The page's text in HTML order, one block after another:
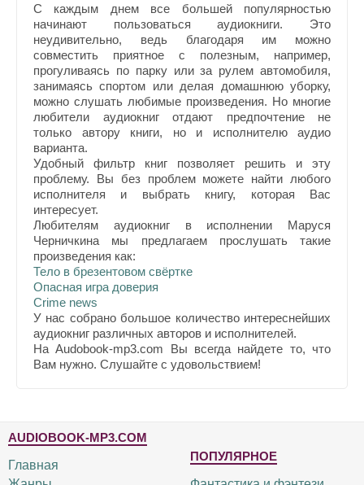
С каждым днем все большей популярностью
начинают пользоваться аудиокниги. Это
неудивительно, ведь благодаря им можно
совместить приятное с полезным, например,
прогуливаясь по парку или за рулем автомобиля,
занимаясь спортом или делая домашнюю уборку,
можно слушать любимые произведения. Но многие
любители аудиокниг отдают предпочтение не
только автору книги, но и исполнителю аудио
варианта.
Удобный фильтр книг позволяет решить и эту
проблему. Вы без проблем можете найти любого
исполнителя и выбрать книгу, которая Вас
интересует.
Любителям аудиокниг в исполнении Маруся
Черничкина мы предлагаем прослушать такие
произведения как:
Тело в брезентовом свёртке
Опасная игра доверия
Crime news
У нас собрано большое количество интереснейших
аудиокниг различных авторов и исполнителей.
На Audobook-mp3.com Вы всегда найдете то, что
Вам нужно. Слушайте с удовольствием!
AUDIOBOOK-MP3.COM
Главная
ПОПУЛЯРНОЕ